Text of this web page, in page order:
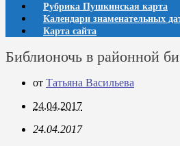
Рубрика Пушкинская карта
Календари знаменательных
Карта сайта
Библионочь в районной
от Татьяна Васильева
24.04.2017
24.04.2017